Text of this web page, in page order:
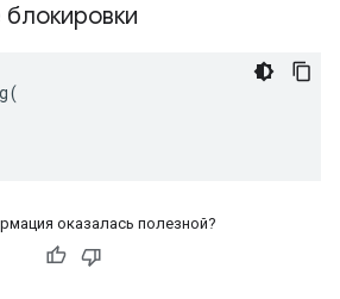
оказалась полезной?